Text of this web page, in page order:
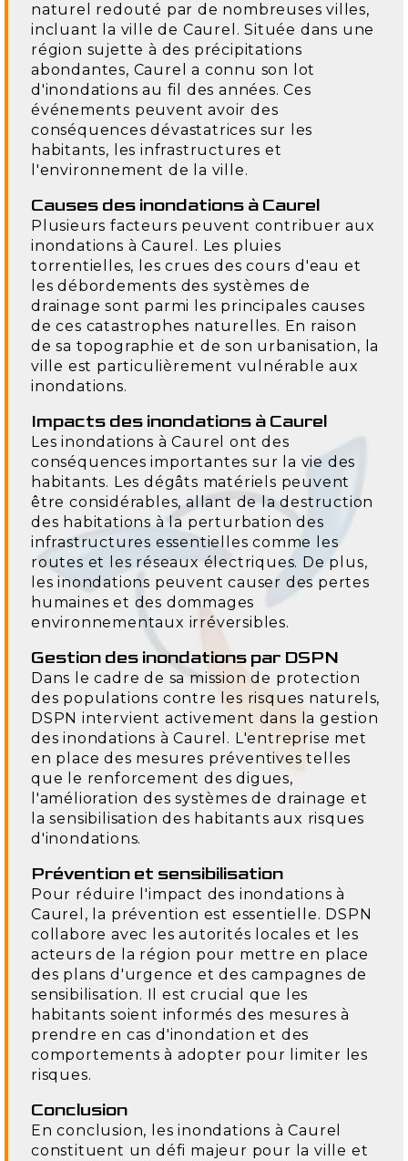
naturel redouté par de nombreuses villes,
incluant la ville de Caurel. Située dans une
région sujette à des précipitations
abondantes, Caurel a connu son lot
d'inondations au fil des années. Ces
événements peuvent avoir des
conséquences dévastatrices sur les
habitants, les infrastructures et
l'environnement de la ville.
Causes des inondations à Caurel
Plusieurs facteurs peuvent contribuer aux
inondations à Caurel. Les pluies
torrentielles, les crues des cours d'eau et
les débordements des systèmes de
drainage sont parmi les principales causes
de ces catastrophes naturelles. En raison
de sa topographie et de son urbanisation, la
ville est particulièrement vulnérable aux
inondations.
Impacts des inondations à Caurel
Les inondations à Caurel ont des
conséquences importantes sur la vie des
habitants. Les dégâts matériels peuvent
être considérables, allant de la destruction
des habitations à la perturbation des
infrastructures essentielles comme les
routes et les réseaux électriques. De plus,
les inondations peuvent causer des pertes
humaines et des dommages
environnementaux irréversibles.
Gestion des inondations par DSPN
Dans le cadre de sa mission de protection
des populations contre les risques naturels,
DSPN intervient activement dans la gestion
des inondations à Caurel. L'entreprise met
en place des mesures préventives telles
que le renforcement des digues,
l'amélioration des systèmes de drainage et
la sensibilisation des habitants aux risques
d'inondations.
Prévention et sensibilisation
Pour réduire l'impact des inondations à
Caurel, la prévention est essentielle. DSPN
collabore avec les autorités locales et les
acteurs de la région pour mettre en place
des plans d'urgence et des campagnes de
sensibilisation. Il est crucial que les
habitants soient informés des mesures à
prendre en cas d'inondation et des
comportements à adopter pour limiter les
risques.
Conclusion
En conclusion, les inondations à Caurel
constituent un défi majeur pour la ville et